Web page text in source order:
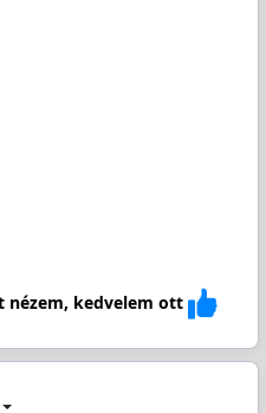
nézem, kedvelem ott